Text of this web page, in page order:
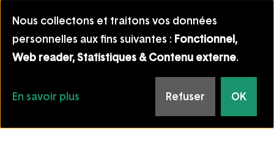
T +49 201 8845 000
info@museum-folkwang.essen.de
Footer
menu
Datenschutz
Impressum
Follow
us
FacebookYouTube
All rights reserved © Museum Folkwang 2026
Les
informations
que
collectons
Nous collectons et traitons vos données
personnelles aux fins suivantes : Fonctionnel,
Web reader, Statistiques & Contenu externe.
En savoir plus Refuser OK